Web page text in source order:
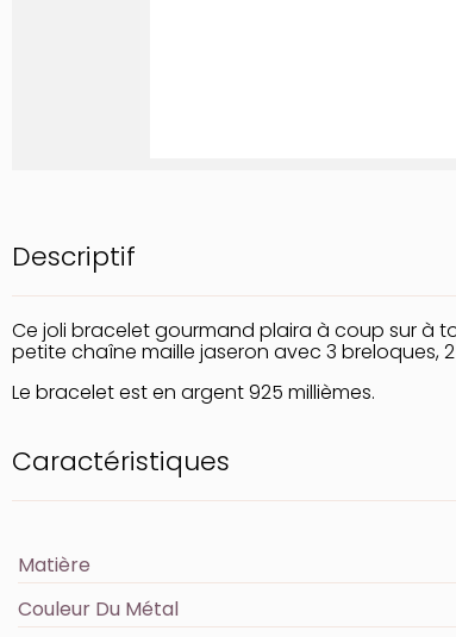
Descriptif
Ce joli bracelet gourmand plaira à coup sur à
petite chaîne maille jaseron avec 3 breloques,
Le bracelet est en argent 925 millièmes.
Caractéristiques
Matière
Couleur Du Métal